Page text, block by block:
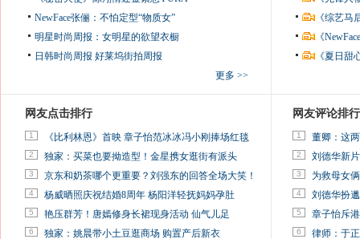
NewFace张俪：不怕定型“物质女”
明星时尚周报：女明星的欲望衣橱
日韩时尚周报 好莱坞街拍周报
更多 >>
《综艺
《
《夏日
网友点击排行
1 《比利林恩》首映 章子怡范冰冰冯小刚捧场红毯
2 独家：买菜也要拗造型！金星携女逛街有派头
3 京东和奶茶哪个更重要？刘强东的回答全场大笑！
4 杨威晒照庆祝结婚8周年 杨阳洋轻抚妈妈孕肚
5 艳压群芳！唐嫣修身长裙现身活动 仙气儿足
6 独家：姚晨带小土豆逛商场 购置产后新衣
网友评论排行
1 董卿：这
2 刘德华新
3 为救母女
4 刘德华扮
5 章子怡斥
6 律师：于